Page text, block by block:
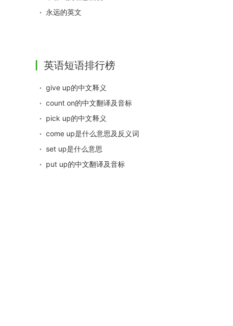
永远的英文
英语短语排行榜
give up的中文释义
count on的中文翻译及音标
pick up的中文释义
come up是什么意思及反义词
set up是什么意思
put up的中文翻译及音标